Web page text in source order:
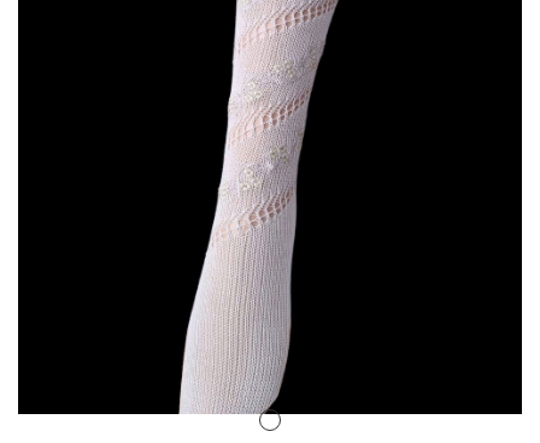
ENCAJES Y BORDADOS
Valenciennes y alençon